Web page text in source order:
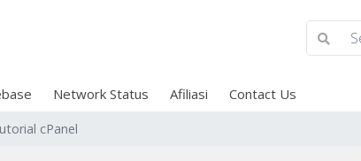
Network Status Afiliasi Contact Us
cPanel